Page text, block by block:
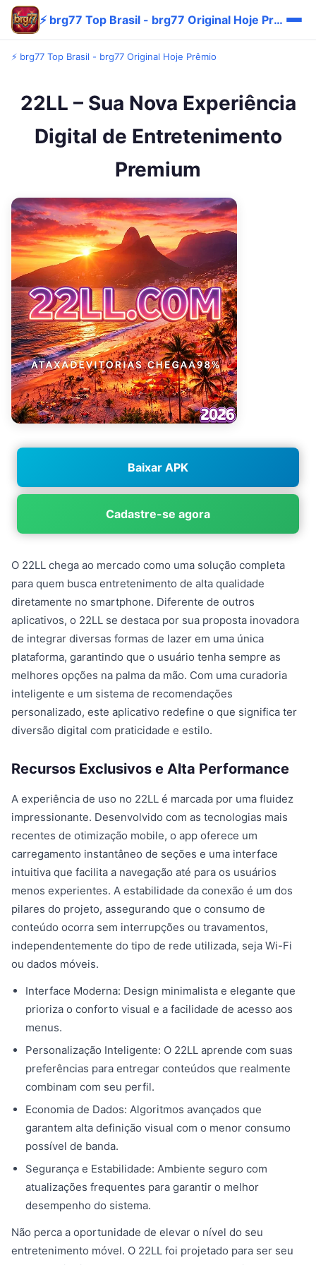
⚡ brg77 Top Brasil - brg77 Original Hoje Prêmio
⚡ brg77 Top Brasil - brg77 Original Hoje Prêmio
22LL – Sua Nova Experiência
Digital de Entretenimento
Premium
Baixar APK
Cadastre-se agora
O 22LL chega ao mercado como uma solução completa
para quem busca entretenimento de alta qualidade
diretamente no smartphone. Diferente de outros
aplicativos, o 22LL se destaca por sua proposta inovadora
de integrar diversas formas de lazer em uma única
plataforma, garantindo que o usuário tenha sempre as
melhores opções na palma da mão. Com uma curadoria
inteligente e um sistema de recomendações
personalizado, este aplicativo redefine o que significa ter
diversão digital com praticidade e estilo.
Recursos Exclusivos e Alta Performance
A experiência de uso no 22LL é marcada por uma fluidez
impressionante. Desenvolvido com as tecnologias mais
recentes de otimização mobile, o app oferece um
carregamento instantâneo de seções e uma interface
intuitiva que facilita a navegação até para os usuários
menos experientes. A estabilidade da conexão é um dos
pilares do projeto, assegurando que o consumo de
conteúdo ocorra sem interrupções ou travamentos,
independentemente do tipo de rede utilizada, seja Wi-Fi
ou dados móveis.
Interface Moderna: Design minimalista e elegante que
prioriza o conforto visual e a facilidade de acesso aos
menus.
Personalização Inteligente: O 22LL aprende com suas
preferências para entregar conteúdos que realmente
combinam com seu perfil.
Economia de Dados: Algoritmos avançados que
garantem alta definição visual com o menor consumo
possível de banda.
Segurança e Estabilidade: Ambiente seguro com
atualizações frequentes para garantir o melhor
desempenho do sistema.
Não perca a oportunidade de elevar o nível do seu
entretenimento móvel. O 22LL foi projetado para ser seu